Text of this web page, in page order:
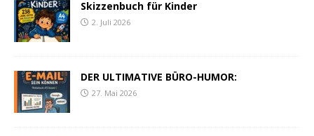
Skizzenbuch für Kinder
2. Juli 2026
DER ULTIMATIVE BÜRO-HUMOR:
27. Mai 2026